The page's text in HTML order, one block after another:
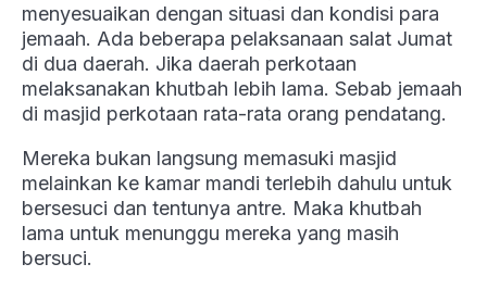
menyesuaikan dengan situasi dan kondisi para
jemaah. Ada beberapa pelaksanaan salat Jumat
di dua daerah. Jika daerah perkotaan
melaksanakan khutbah lebih lama. Sebab jemaah
di masjid perkotaan rata-rata orang pendatang.
Mereka bukan langsung memasuki masjid
melainkan ke kamar mandi terlebih dahulu untuk
bersesuci dan tentunya antre. Maka khutbah
lama untuk menunggu mereka yang masih
bersuci.